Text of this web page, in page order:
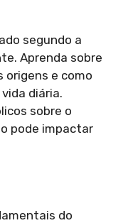
segundo a
Aprenda sobre
origens e como
diária.
sobre o
pode impactar
do